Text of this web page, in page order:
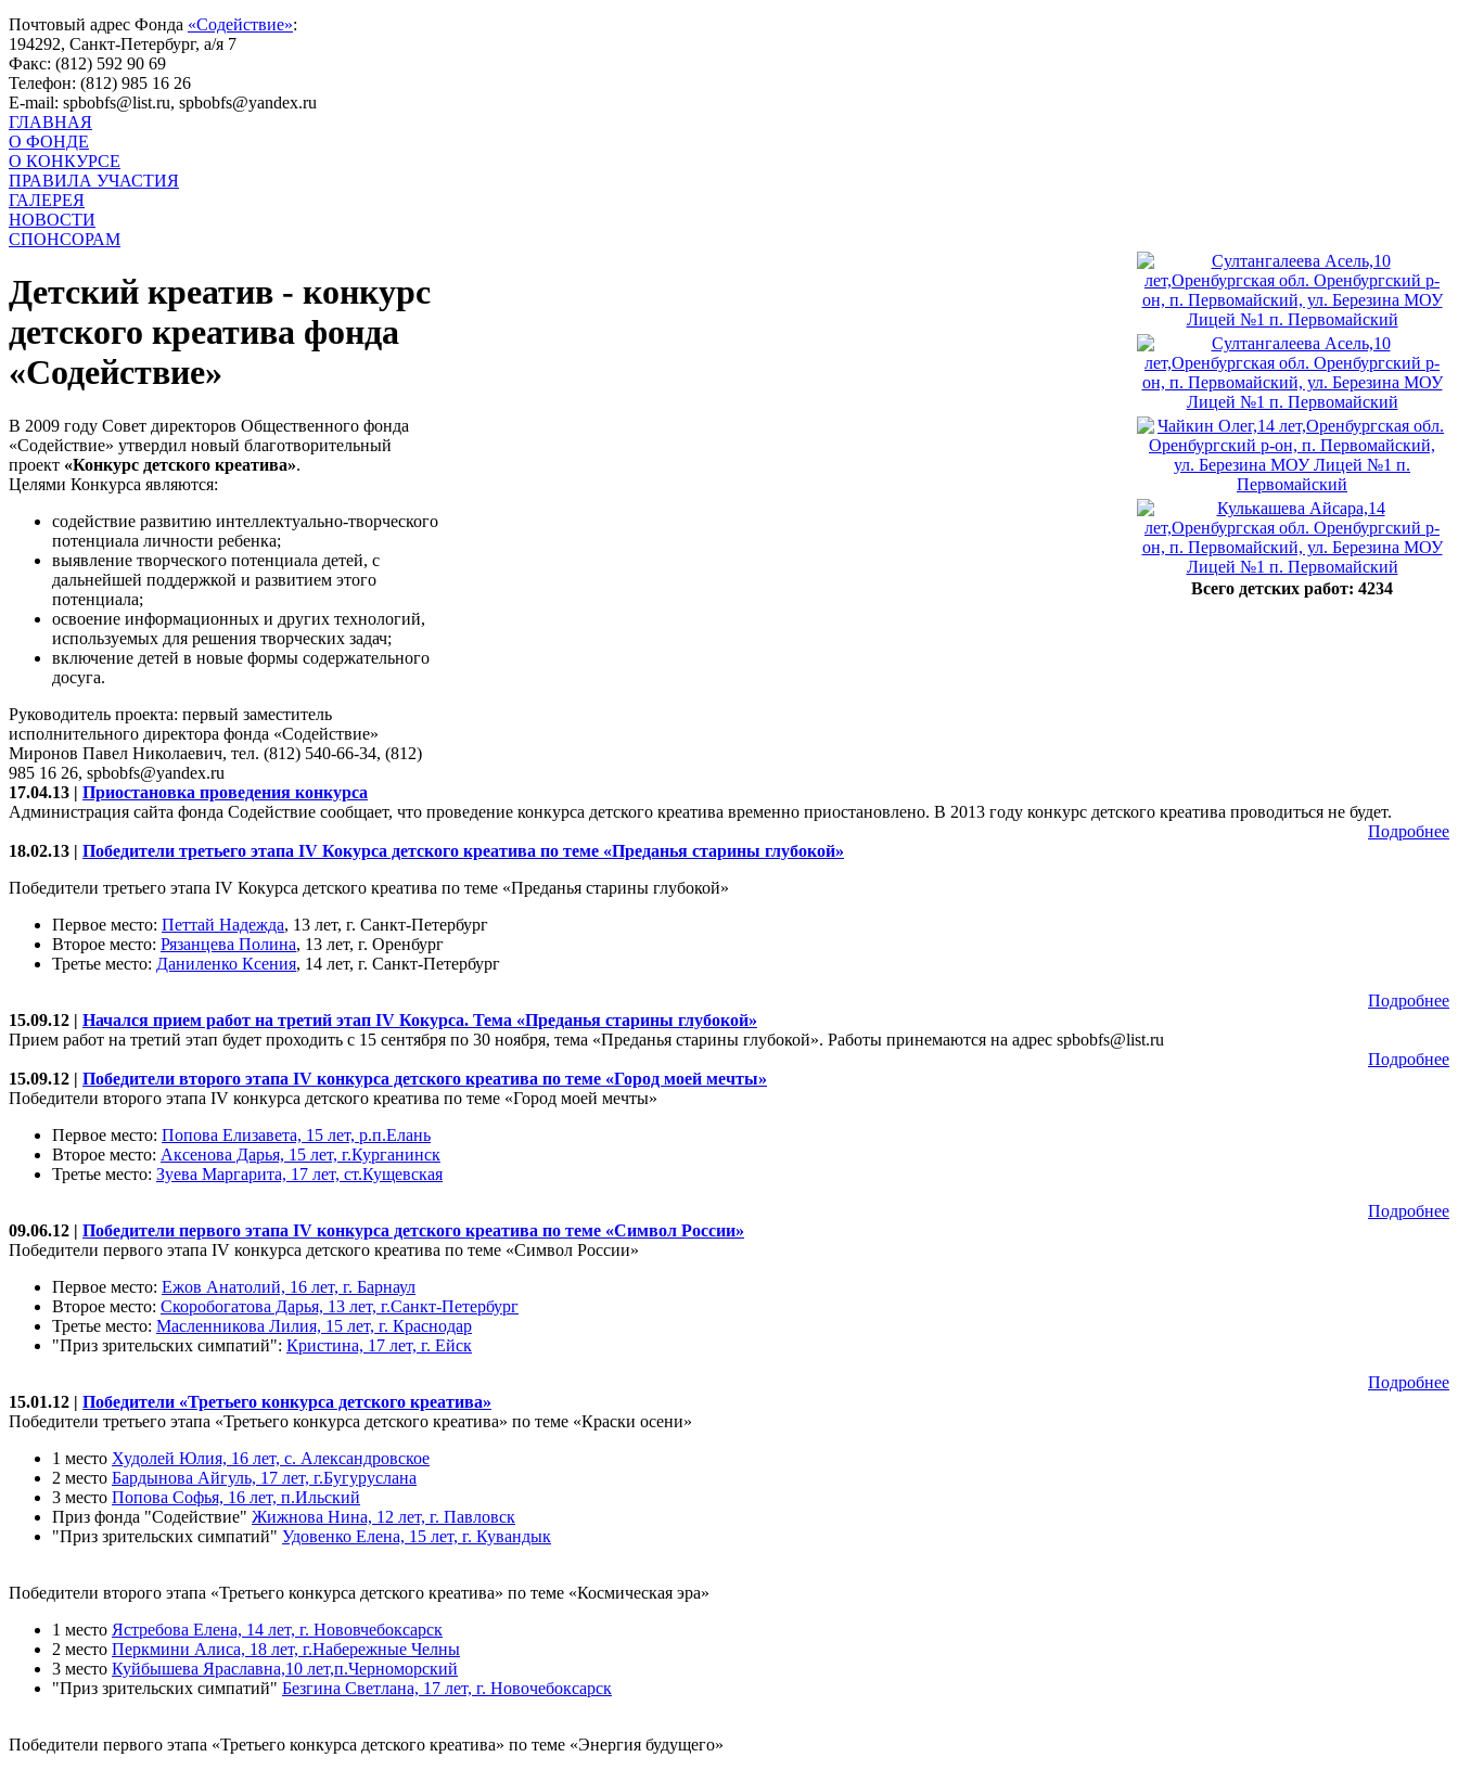
Почтовый адрес Фонда «Содействие»:
194292, Санкт-Петербург, а/я 7
Факс: (812) 592 90 69
Телефон: (812) 985 16 26
E-mail: spbobfs@list.ru, spbobfs@yandex.ru
ГЛАВНАЯ
О ФОНДЕ
О КОНКУРСЕ
ПРАВИЛА УЧАСТИЯ
ГАЛЕРЕЯ
НОВОСТИ
СПОНСОРАМ
Детский креатив - конкурс
детского креатива фонда
«Содействие»
В 2009 году Совет директоров Общественного фонда
«Содействие» утвердил новый благотворительный
проект «Конкурс детского креатива».
Целями Конкурса являются:
содействие развитию интеллектуально-творческого
потенциала личности ребенка;
выявление творческого потенциала детей, с
дальнейшей поддержкой и развитием этого
потенциала;
освоение информационных и других технологий,
используемых для решения творческих задач;
включение детей в новые формы содержательного
досуга.
Руководитель проекта: первый заместитель
исполнительного директора фонда «Содействие»
Миронов Павел Николаевич, тел. (812) 540-66-34, (812)
985 16 26, spbobfs@yandex.ru
Всего детских работ: 4234
17.04.13 | Приостановка проведения конкурса
Администрация сайта фонда Содействие сообщает, что проведение конкурса детского креатива временно приостановлено. В 2013 году конкурс детского креатива проводиться не будет.
Подробнее
18.02.13 | Победители третьего этапа IV Кокурса детского креатива по теме «Преданья старины глубокой»
Победители третьего этапа IV Кокурса детского креатива по теме «Преданья старины глубокой»
Первое место: Петтай Надежда, 13 лет, г. Санкт-Петербург
Второе место: Рязанцева Полина, 13 лет, г. Оренбург
Третье место: Даниленко Ксения, 14 лет, г. Санкт-Петербург
Подробнее
15.09.12 | Начался прием работ на третий этап IV Кокурса. Тема «Преданья старины глубокой»
Прием работ на третий этап будет проходить с 15 сентября по 30 ноября, тема «Преданья старины глубокой». Работы принемаются на адрес spbobfs@list.ru
Подробнее
15.09.12 | Победители второго этапа IV конкурса детского креатива по теме «Город моей мечты»
Победители второго этапа IV конкурса детского креатива по теме «Город моей мечты»
Первое место: Попова Елизавета, 15 лет, р.п.Елань
Второе место: Аксенова Дарья, 15 лет, г.Курганинск
Третье место: Зуева Маргарита, 17 лет, ст.Кущевская
Подробнее
09.06.12 | Победители первого этапа IV конкурса детского креатива по теме «Символ России»
Победители первого этапа IV конкурса детского креатива по теме «Символ России»
Первое место: Ежов Анатолий, 16 лет, г. Барнаул
Второе место: Скоробогатова Дарья, 13 лет, г.Санкт-Петербург
Третье место: Масленникова Лилия, 15 лет, г. Краснодар
"Приз зрительских симпатий": Кристина, 17 лет, г. Ейск
Подробнее
15.01.12 | Победители «Третьего конкурса детского креатива»
Победители третьего этапа «Третьего конкурса детского креатива» по теме «Краски осени»
1 место Худолей Юлия, 16 лет, с. Александровское
2 место Бардынова Айгуль, 17 лет, г.Бугуруслана
3 место Попова Софья, 16 лет, п.Ильский
Приз фонда "Содействие" Жижнова Нина, 12 лет, г. Павловск
"Приз зрительских симпатий" Удовенко Елена, 15 лет, г. Кувандык
Победители второго этапа «Третьего конкурса детского креатива» по теме «Космическая эра»
1 место Ястребова Елена, 14 лет, г. Нововчебоксарск
2 место Перкмини Алиса, 18 лет, г.Набережные Челны
3 место Куйбышева Яраславна,10 лет,п.Черноморский
"Приз зрительских симпатий" Безгина Светлана, 17 лет, г. Новочебоксарск
Победители первого этапа «Третьего конкурса детского креатива» по теме «Энергия будущего»